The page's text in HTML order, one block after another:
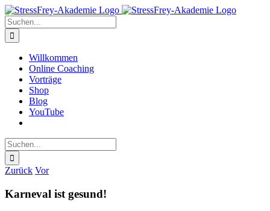
Zum
Inhalt
springen
Suche
nach:
Willkommen
Online Coaching
Vorträge
Shop
Blog
YouTube
Suche
nach:
Zurück Vor
Karneval ist gesund!